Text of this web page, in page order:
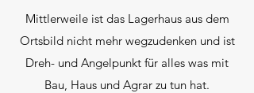
Mittlerweile ist das Lagerhaus aus dem
Ortsbild nicht mehr wegzudenken und ist
Dreh- und Angelpunkt für alles was mit
Bau, Haus und Agrar zu tun hat.